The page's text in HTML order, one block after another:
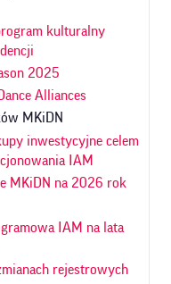
kulturalny
2025
Alliances
MKiDN
inwestycyjne celem
IAM
MKiDN na 2026 rok
IAM na lata
rejestrowych